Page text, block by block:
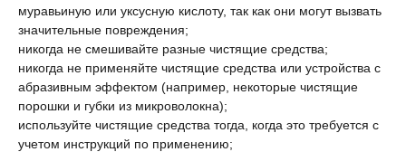
муравьиную или уксусную кислоту, так как они могут вызвать
значительные повреждения;
никогда не смешивайте разные чистящие средства;
никогда не применяйте чистящие средства или устройства с
абразивным эффектом (например, некоторые чистящие
порошки и губки из микроволокна);
используйте чистящие средства тогда, когда это требуется с
учетом инструкций по применению;